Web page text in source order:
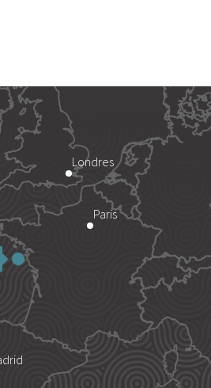
Londres
Paris